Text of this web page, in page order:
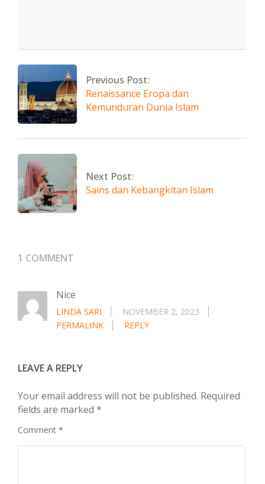
2023-
Previous Post:
Renaissance Eropa dan
Kemunduran Dunia Islam
Next Post:
Sains dan Kebangkitan Islam
1 COMMENT
Nice
LINDA SARI
NOVEMBER 2, 2023
PERMALINK
REPLY
LEAVE A REPLY
Your email address will not be published. Required
fields are marked *
Comment *